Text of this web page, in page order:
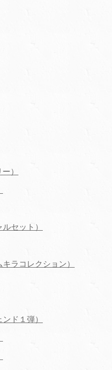
）
セット）
ラコレクション）
ド１弾）